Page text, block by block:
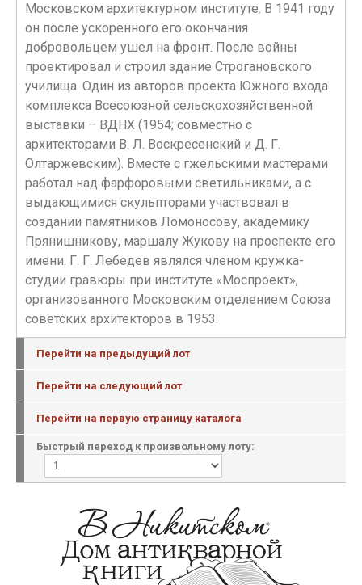
Московском архитектурном институте. В 1941 году
он после ускоренного его окончания
добровольцем ушeл на фронт. После войны
проектировал и строил здание Строгановского
училища. Один из авторов проекта Южного входа
комплекса Всесоюзной сельскохозяйственной
выставки – ВДНХ (1954; совместно с
архитекторами В. Л. Воскресенский и Д. Г.
Олтаржевским). Вместе с гжельскими мастерами
работал над фарфоровыми светильниками, а с
выдающимися скульпторами участвовал в
создании памятников Ломоносову, академику
Прянишникову, маршалу Жукову на проспекте его
имени. Г. Г. Лебедев являлся членом кружка-
студии гравюры при институте «Моспроект»,
организованного Московским отделением Союза
советских архитекторов в 1953.
Перейти на предыдущий лот
Перейти на следующий лот
Перейти на первую страницу каталога
Быстрый переход к произвольному лоту: